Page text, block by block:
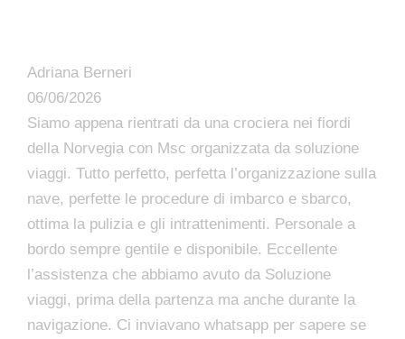
Adriana Berneri
06/06/2026
Siamo appena rientrati da una crociera nei fiordi
della Norvegia con Msc organizzata da soluzione
viaggi. Tutto perfetto, perfetta l’organizzazione sulla
nave, perfette le procedure di imbarco e sbarco,
ottima la pulizia e gli intrattenimenti. Personale a
bordo sempre gentile e disponibile. Eccellente
l’assistenza che abbiamo avuto da Soluzione
viaggi, prima della partenza ma anche durante la
navigazione. Ci inviavano whatsapp per sapere se